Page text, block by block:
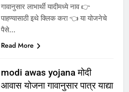
गावानुसार लाभार्थी यादीमध्ये नाव 👉
पाहण्यासाठी इथे क्लिक करा 👈 या योजनेचे
पैसे…
Read More
modi awas yojana मोदी
आवास योजना गावानुसार पात्र याद्या